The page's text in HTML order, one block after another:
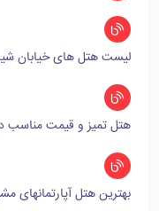
لیست هتل های خیابان
هتل تمیز و قیمت مناسب در
بهترین هتل آپارتمانهای